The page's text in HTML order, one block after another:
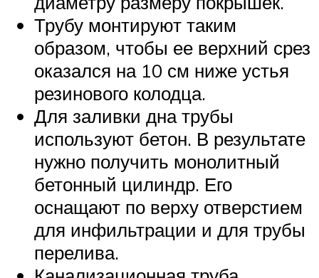
Трубу монтируют таким
образом, чтобы ее верхний срез
оказался на 10 см ниже устья
резинового колодца.
Для заливки дна трубы
используют бетон. В результате
нужно получить монолитный
бетонный цилиндр. Его
оснащают по верху отверстием
для инфильтрации и для трубы
перелива.